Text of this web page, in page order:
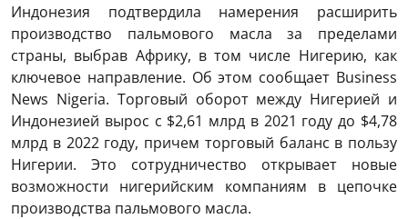
Индонезия подтвердила намерения расширить
производство пальмового масла за пределами
страны, выбрав Африку, в том числе Нигерию, как
ключевое направление. Об этом сообщает Business
News Nigeria. Торговый оборот между Нигерией и
Индонезией вырос с $2,61 млрд в 2021 году до $4,78
млрд в 2022 году, причем торговый баланс в пользу
Нигерии. Это сотрудничество открывает новые
возможности нигерийским компаниям в цепочке
производства пальмового масла.